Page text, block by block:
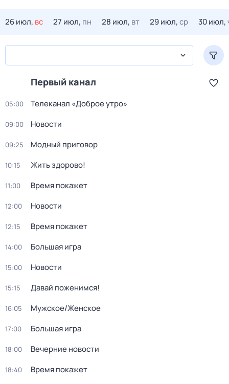
26 июл, вс 27 июл, пн 28 июл, вт 29 июл,ср 30 июл,
Первый канал
05:00 Телеканал «Доброе утро»
09:00 Новости
09:25 Модный приговор
10:15 Жить здорово!
11:00 Время покажет
12:00 Новости
12:15 Время покажет
14:00 Большая игра
15:00 Новости
15:15 Давай поженимся!
16:05 Мужское/Женское
17:00 Большая игра
18:00 Вечерние новости
18:40 Время покажет